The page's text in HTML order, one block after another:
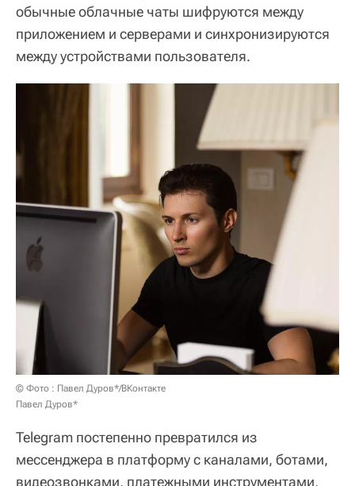
обычные облачные чаты шифруются между
приложением и серверами и синхронизируются
между устройствами пользователя.
© Фото : Павел Дуров*/ВКонтакте
Павел Дуров*
Telegram постепенно превратился из
мессенджера в платформу с каналами, ботами,
видеозвонками, платежными инструментами,